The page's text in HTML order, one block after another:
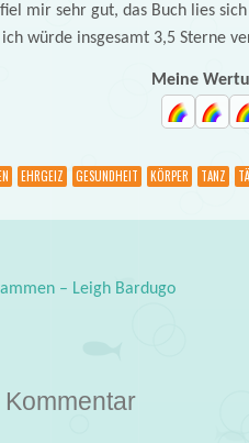
mir sehr gut, das Buch lies
würde insgesamt 3,5 Sterne
Meine
EHRGEIZ GESUNDHEIT KÖRPER TANZ
– Leigh Bardugo